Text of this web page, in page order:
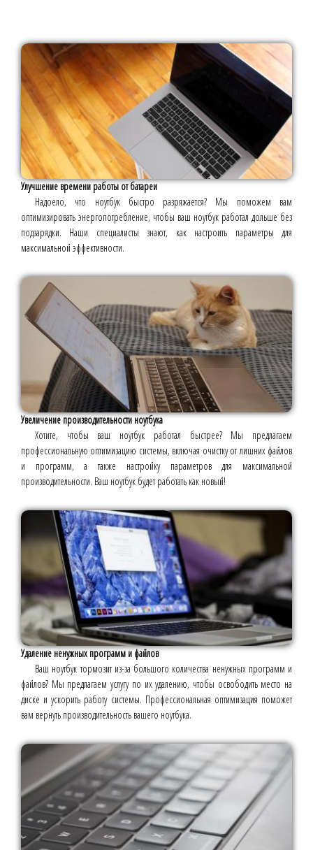
Улучшение времени работы от батареи
Надоело, что ноутбук быстро разряжается? Мы поможем вам
оптимизировать энергопотребление, чтобы ваш ноутбук работал дольше без
подзарядки. Наши специалисты знают, как настроить параметры для
максимальной эффективности.
Увеличение производительности ноутбука
Хотите, чтобы ваш ноутбук работал быстрее? Мы предлагаем
профессиональную оптимизацию системы, включая очистку от лишних файлов
и программ, а также настройку параметров для максимальной
производительности. Ваш ноутбук будет работать как новый!
Удаление ненужных программ и файлов
Ваш ноутбук тормозит из-за большого количества ненужных программ и
файлов? Мы предлагаем услугу по их удалению, чтобы освободить место на
диске и ускорить работу системы. Профессиональная оптимизация поможет
вам вернуть производительность вашего ноутбука.